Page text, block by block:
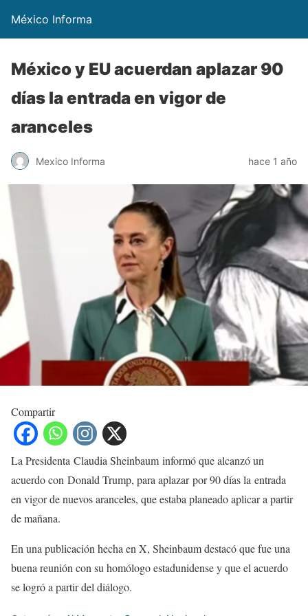
México Informa
México y EU acuerdan aplazar 90
días la entrada en vigor de
aranceles
Mexico Informa hace 1 año
Compartir
La Presidenta Claudia Sheinbaum informó que alcanzó un
acuerdo con Donald Trump, para aplazar por 90 días la entrada
en vigor de nuevos aranceles, que estaba planeado aplicar a partir
de mañana.
En una publicación hecha en X, Sheinbaum destacó que fue una
buena reunión con su homólogo estadunidense y que el acuerdo
se logró a partir del diálogo.